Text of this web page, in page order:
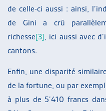
de celle-ci aussi : ainsi,
de Gini a crû
richesse[3] , ici aussi avec
cantons.
Enfin, une disparité
de la fortune, ou par
à plus de 5’410 francs